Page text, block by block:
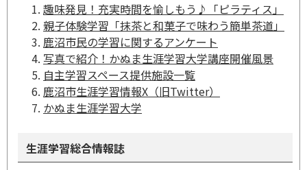
趣味発見！充実時間を愉しもう♪「ピラティス」
親子体験学習「抹茶と和菓子で味わう簡単茶道」
鹿沼市民の学習に関するアンケート
写真で紹介！かぬま生涯学習大学講座開催風景
自主学習スペース提供施設一覧
鹿沼市生涯学習情報X（旧Twitter）
かぬま生涯学習大学
生涯学習総合情報誌